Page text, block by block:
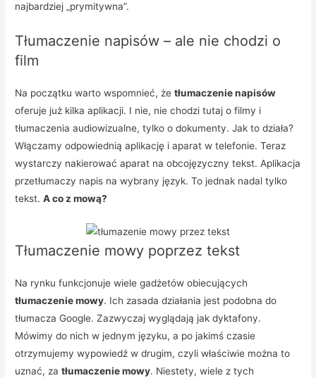
najbardziej „prymitywna”.
Tłumaczenie napisów – ale nie chodzi o
film
Na początku warto wspomnieć, żetłumaczenie napisów
oferuje już kilka aplikacji. I nie, nie chodzi tutaj o filmy i
tłumaczenia audiowizualne, tylko o dokumenty. Jak to działa?
Włączamy odpowiednią aplikację i aparat w telefonie. Teraz
wystarczy nakierować aparat na obcojęzyczny tekst. Aplikacja
przetłumaczy napis na wybrany język. To jednak nadal tylko
tekst.A co z mową?
Tłumaczenie mowy poprzez tekst
Na rynku funkcjonuje wiele gadżetów obiecujących
tłumaczenie mowy. Ich zasada działania jest podobna do
tłumacza Google. Zazwyczaj wyglądają jak dyktafony.
Mówimy do nich w jednym języku, a po jakimś czasie
otrzymujemy wypowiedź w drugim, czyli właściwie można to
uznać, zatłumaczenie mowy. Niestety, wiele z tych